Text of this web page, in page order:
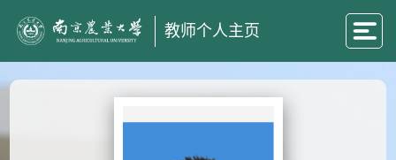
教师个人主页